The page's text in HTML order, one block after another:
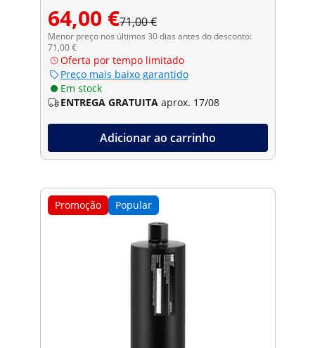
64,00 €71,00 €
Menor preço nos últimos 30 dias antes do desconto:
71,00 €
Oferta por tempo limitado
Preço mais baixo garantido
Em stock
ENTREGA GRATUITA aprox. 17/08
Adicionar ao carrinho
Promoção Popular